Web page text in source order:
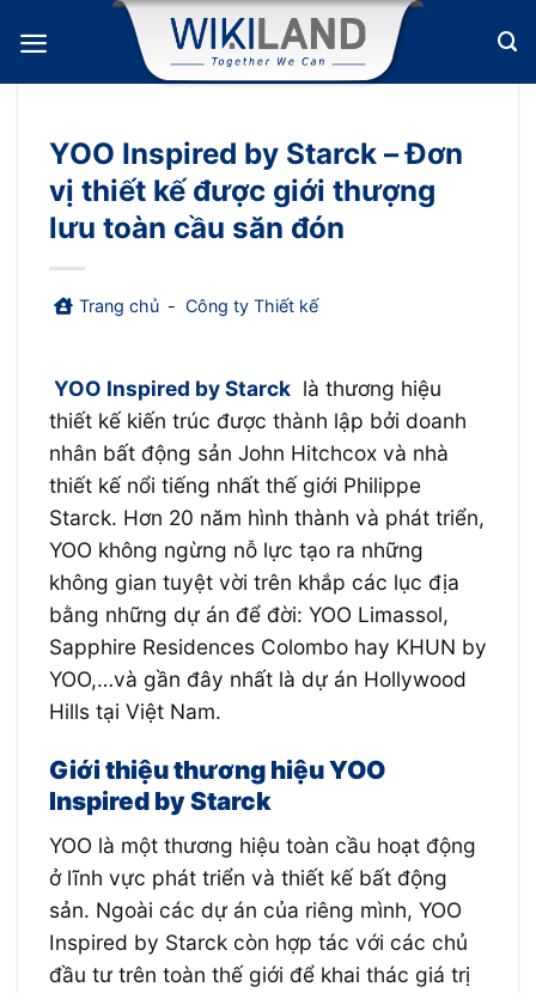
qua
nội
YOO Inspired by Starck – Đơn
vị thiết kế được giới thượng
lưu toàn cầu săn đón
Trang chủ - Công ty Thiết kế
YOO Inspired by Starck là thương hiệu
thiết kế kiến trúc được thành lập bởi doanh
nhân bất động sản John Hitchcox và nhà
thiết kế nổi tiếng nhất thế giới Philippe
Starck. Hơn 20 năm hình thành và phát triển,
YOO không ngừng nỗ lực tạo ra những
không gian tuyệt vời trên khắp các lục địa
bằng những dự án để đời: YOO Limassol,
Sapphire Residences Colombo hay KHUN by
YOO,…và gần đây nhất là dự án Hollywood
Hills tại Việt Nam.
Giới thiệu thương hiệu YOO
Inspired by Starck
YOO là một thương hiệu toàn cầu hoạt động
ở lĩnh vực phát triển và thiết kế bất động
sản. Ngoài các dự án của riêng mình, YOO
Inspired by Starck còn hợp tác với các chủ
đầu tư trên toàn thế giới để khai thác giá trị